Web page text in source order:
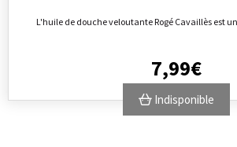
L'huile de douche veloutante Rogé Cavaillès est
7,99€
Indisponible